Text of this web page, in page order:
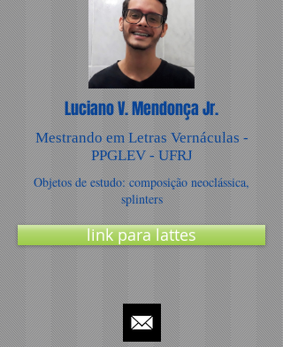
Luciano V. Mendonça Jr.
Mestrando em Letras Vernáculas -
PPGLEV - UFRJ
Objetos de estudo: composição neoclássica,
splinters
link para lattes